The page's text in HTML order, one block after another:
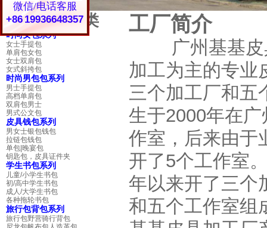
基基产品分类
时尚女包系列
女士手提包
单肩包女包
女士双肩包
女式斜挎包
时尚男包包系列
男士手提包
高档单肩包
双肩包男士
男式公文包
皮具钱包系列
男女士银包钱包
拉链包钱包
单包|晚宴包
钥匙包，皮具证件夹
学生书包系列
儿童/小学生书包
初/高中学生书包
成人/大学生书包
各种拖轮书包
旅行包背包系列
旅行包野营骑行背包
工厂简介
广州基基皮具
加工为主的专业
三个加工厂和五
生于2000年在
作室，后来由于
开了5个工作室
年以来开了三个
和五个工作室组
微信/电话客服
+86 19936648357